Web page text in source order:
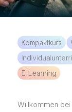
Kompaktkurs
E-Learning
Willkommen